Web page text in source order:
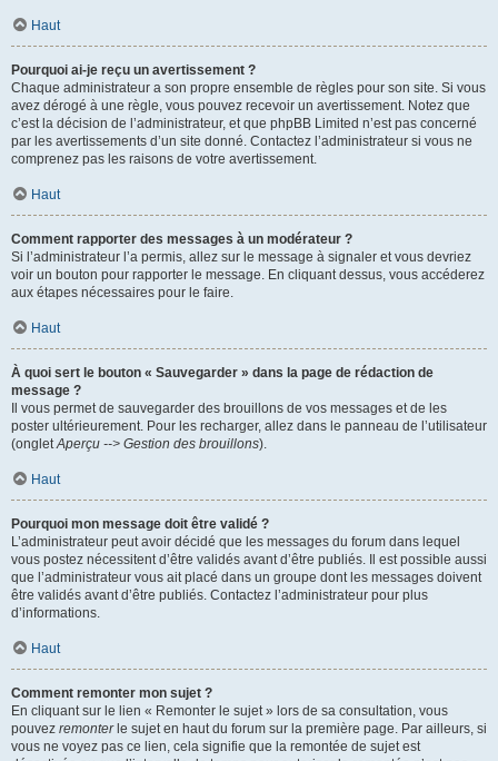
Haut
Pourquoi ai-je reçu un avertissement ?
Chaque administrateur a son propre ensemble de règles pour son site. Si vous
avez dérogé à une règle, vous pouvez recevoir un avertissement. Notez que
c’est la décision de l’administrateur, et que phpBB Limited n’est pas concerné
par les avertissements d’un site donné. Contactez l’administrateur si vous ne
comprenez pas les raisons de votre avertissement.
Haut
Comment rapporter des messages à un modérateur ?
Si l’administrateur l’a permis, allez sur le message à signaler et vous devriez
voir un bouton pour rapporter le message. En cliquant dessus, vous accéderez
aux étapes nécessaires pour le faire.
Haut
À quoi sert le bouton « Sauvegarder » dans la page de rédaction de
message ?
Il vous permet de sauvegarder des brouillons de vos messages et de les
poster ultérieurement. Pour les recharger, allez dans le panneau de l’utilisateur
(onglet Aperçu --> Gestion des brouillons).
Haut
Pourquoi mon message doit être validé ?
L’administrateur peut avoir décidé que les messages du forum dans lequel
vous postez nécessitent d’être validés avant d’être publiés. Il est possible aussi
que l’administrateur vous ait placé dans un groupe dont les messages doivent
être validés avant d’être publiés. Contactez l’administrateur pour plus
d’informations.
Haut
Comment remonter mon sujet ?
En cliquant sur le lien « Remonter le sujet » lors de sa consultation, vous
pouvez remonterle sujet en haut du forum sur la première page. Par ailleurs, si
vous ne voyez pas ce lien, cela signifie que la remontée de sujet est